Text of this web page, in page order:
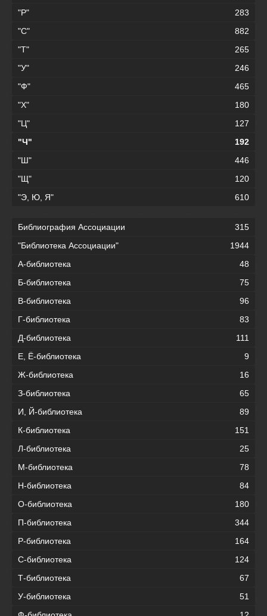
"Р"
283
"С"
882
"Т"
265
"У"
246
"Ф"
465
"Х"
180
"Ц"
127
"Ч"
192
"Ш"
446
"Щ"
120
"Э, Ю, Я"
610
Библиография Ассоциации
315
"Библиотека Ассоциации"
1944
А-библиотека
48
Б-библиотека
75
В-библиотека
96
Г-библиотека
83
Д-библиотека
111
Е, Ё-библиотека
9
Ж-библиотека
16
З-библиотека
65
И, Й-библиотека
89
К-библиотека
151
Л-библиотека
25
М-библиотека
78
Н-библиотека
84
О-библиотека
180
П-библиотека
344
Р-библиотека
164
С-библиотека
124
Т-библиотека
67
У-библиотека
51